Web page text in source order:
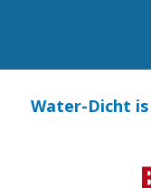
Water-Dicht